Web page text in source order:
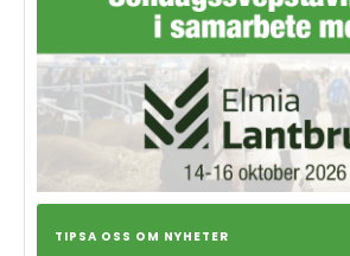
TIPSA OSS OM NYHETER